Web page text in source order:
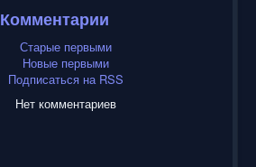
Комментарии
Старые первыми
Новые первыми
Подписаться на RSS
Нет комментариев